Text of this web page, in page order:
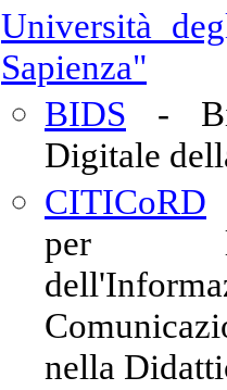
Università
Sapienza"
BIDS -
Digitale
CITICoRD
per le
nella